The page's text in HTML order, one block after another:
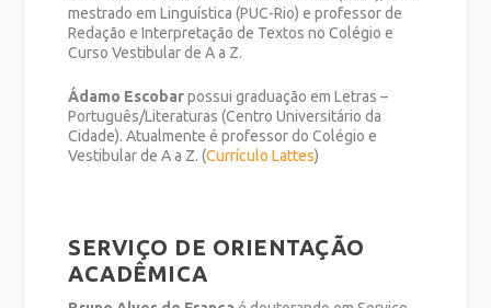
mestrado em Linguística (PUC-Rio) e professor de
Redação e Interpretação de Textos no Colégio e
Curso Vestibular de A a Z.
Ádamo Escobarpossui graduação em Letras –
Português/Literaturas (Centro Universitário da
Cidade). Atualmente é professor do Colégio e
Vestibular de A a Z. (Currículo Lattes)
SERVIÇO DE ORIENTAÇÃO
ACADÊMICA